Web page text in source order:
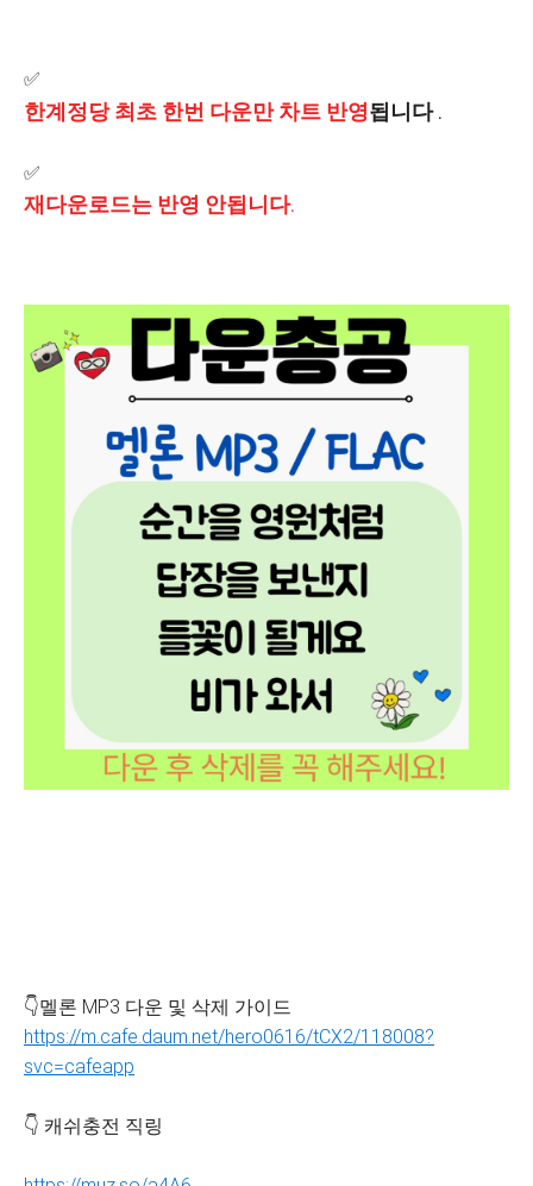
✅
한계정당 최초 한번 다운만 차트 반영됩니다 .
✅️
재다운로드는 반영 안됩니다.
👇멜론 MP3 다운 및 삭제 가이드
https://m.cafe.daum.net/hero0616/tCX2/118008?
svc=cafeapp
👇 캐쉬충전 직링